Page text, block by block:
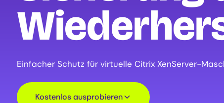
Einfacher Schutz für virtuelle Citrix XenServer-
Kostenlos ausprobieren